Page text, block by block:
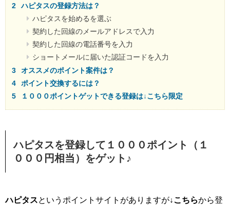
ハピタスの登録方法は？
ハピタスを始めるを選ぶ
契約した回線のメールアドレスで入力
契約した回線の電話番号を入力
ショートメールに届いた認証コードを入力
オススメのポイント案件は？
ポイント交換するには？
１０００ポイントゲットできる登録は↓こちら限定
ハピタスを登録して１０００ポイント（１
０００円相当）をゲット♪
ハピタスというポイントサイトがありますが↓こちらから登